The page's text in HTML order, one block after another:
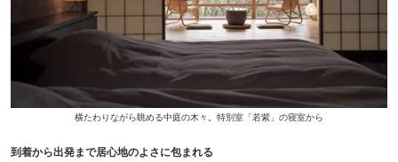
横たわりながら眺める中庭の木々。特別室「若紫」の寝室から
到着から出発まで居心地のよさに包まれる